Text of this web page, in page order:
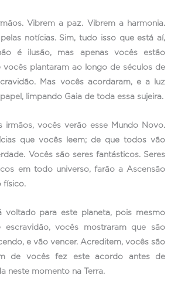
Vibrem a paz. Vibrem a harmonia.
notícias. Sim, tudo isso que está aí,
é ilusão, mas apenas vocês estão
vocês plantaram ao longo de séculos de
Mas vocês acordaram, e a luz
limpando Gaia de toda essa sujeira.
irmãos, vocês verão esse Mundo Novo.
que vocês leem; de que todos vão
Vocês são seres fantásticos. Seres
em todo universo, farão a Ascensão
físico.
voltado para este planeta, pois mesmo
vocês mostraram que são
e vão vencer. Acreditem, vocês são
de vocês fez este acordo antes de
neste momento na Terra.